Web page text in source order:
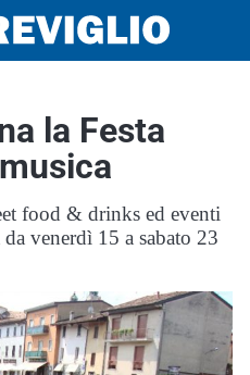
la Festa
food & drinks ed eventi
venerdì 15 a sabato 23